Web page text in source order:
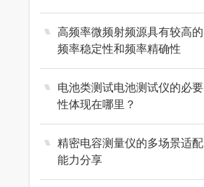
高频率微频射频源具有较高的
频率稳定性和频率精确性
电池类测试电池测试仪的必要
性体现在哪里？
精密电容测量仪的多场景适配
能力分享